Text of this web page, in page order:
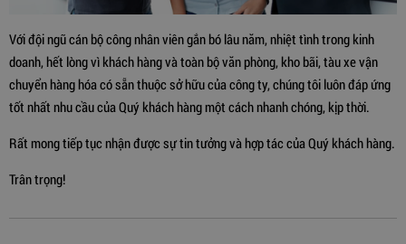
Với đội ngũ cán bộ công nhân viên gắn bó lâu năm, nhiệt tình trong kinh
doanh, hết lòng vì khách hàng và toàn bộ văn phòng, kho bãi, tàu xe vận
chuyển hàng hóa có sẵn thuộc sở hữu của công ty, chúng tôi luôn đáp ứng
tốt nhất nhu cầu của Quý khách hàng một cách nhanh chóng, kịp thời.
Rất mong tiếp tục nhận được sự tin tưởng và hợp tác của Quý khách hàng.
Trân trọng!